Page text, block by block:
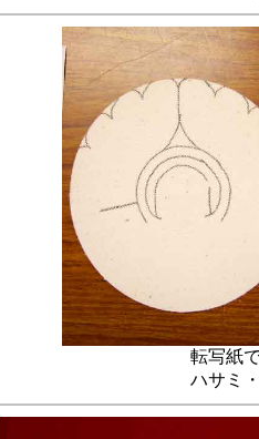
転写紙
ハサミ